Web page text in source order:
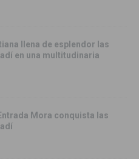
llena de esplendor las
en una multitudinaria
Mora conquista las